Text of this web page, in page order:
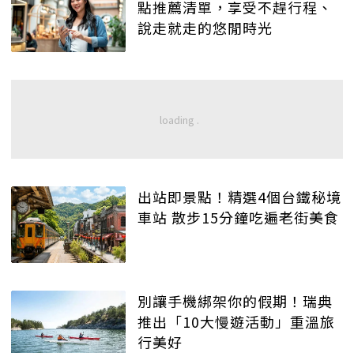
點推薦清單，享受不趕行程、
說走就走的悠閒時光
出站即景點！精選4個台鐵秘境
車站 散步15分鐘吃遍老街美食
別讓手機綁架你的假期！瑞典
推出「10大慢遊活動」重溫旅
行美好